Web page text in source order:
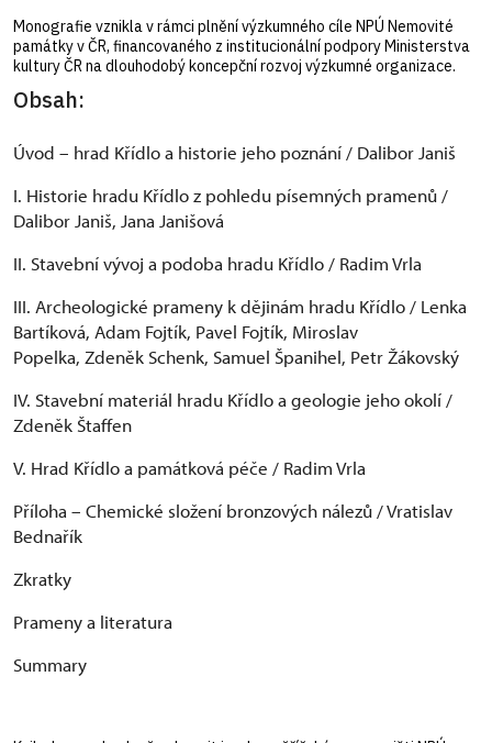
Monografie vznikla v rámci plnění výzkumného cíle NPÚ Nemovité
památky v ČR, financovaného z institucionální podpory Ministerstva
kultury ČR na dlouhodobý koncepční rozvoj výzkumné organizace.
Obsah:
Úvod – hrad Křídlo a historie jeho poznání / Dalibor Janiš
I. Historie hradu Křídlo z pohledu písemných pramenů /
Dalibor Janiš, Jana Janišová
II. Stavební vývoj a podoba hradu Křídlo / Radim Vrla
III. Archeologické prameny k dějinám hradu Křídlo / Lenka
Bartíková, Adam Fojtík, Pavel Fojtík, Miroslav
Popelka, Zdeněk Schenk, Samuel Španihel, Petr Žákovský
IV. Stavební materiál hradu Křídlo a geologie jeho okolí /
Zdeněk Štaffen
V. Hrad Křídlo a památková péče / Radim Vrla
Příloha – Chemické složení bronzových nálezů / Vratislav
Bednařík
Zkratky
Prameny a literatura
Summary